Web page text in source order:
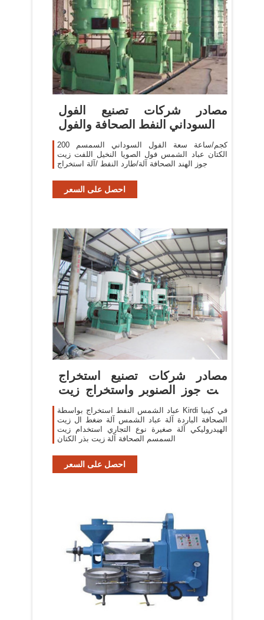
مصادر شركات تصنيع الفول
السوداني النفط الصحافة والفول
200 كجم/ساعة سعة الفول السوداني السمسم
الكتان عباد الشمس فول الصويا النخيل اللفت زيت
جوز الهند الصحافة آلة/طارد النفط /آلة استخراج
احصل على السعر
مصادر شركات تصنيع استخراج
زيت جوز الصنوبر واستخراج زيت
جوز
عباد الشمس النفط استخراج بواسطة Kirdi في كينيا
الصحافة الباردة آلة عباد الشمس آلة ضغط ال زيت
الهيدروليكي آلة صغيرة نوع التجاري استخدام زيت
السمسم الصحافة آلة زيت بذر الكتان
احصل على السعر